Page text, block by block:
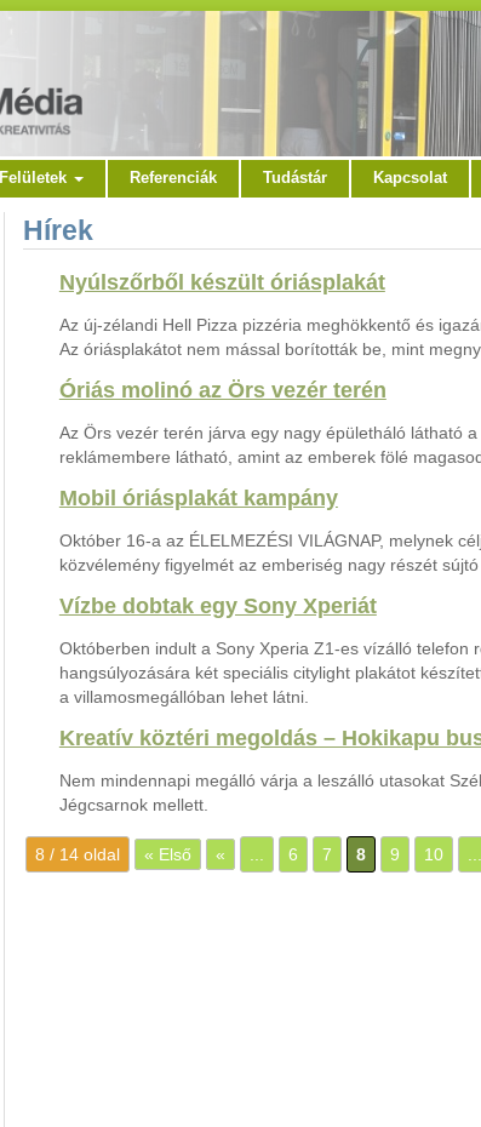
Felületek Referenciák Tudástár Kapcsolat
Hírek
Nyúlszőrből készült óriásplakát
Az új-zélandi Hell Pizza pizzéria meghökkentő és
Az óriásplakátot nem mással borították be, mint
Óriás molinó az Örs vezér terén
Az Örs vezér terén járva egy nagy épületháló látható
reklámembere látható, amint az emberek fölé
Mobil óriásplakát kampány
Október 16-a az ÉLELMEZÉSI VILÁGNAP, melynek
közvélemény figyelmét az emberiség nagy részét
Vízbe dobtak egy Sony Xperiát
Októberben indult a Sony Xperia Z1-es vízálló telefon
hangsúlyozására két speciális citylight plakátot
a villamosmegállóban lehet látni.
Kreatív köztéri megoldás – Hokikapu
Nem mindennapi megálló várja a leszálló utasokat
Jégcsarnok mellett.
8 / 14 oldal « Első « 6 7 8 9 10